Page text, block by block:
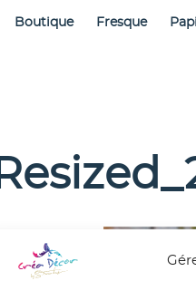
Boutique Fresque